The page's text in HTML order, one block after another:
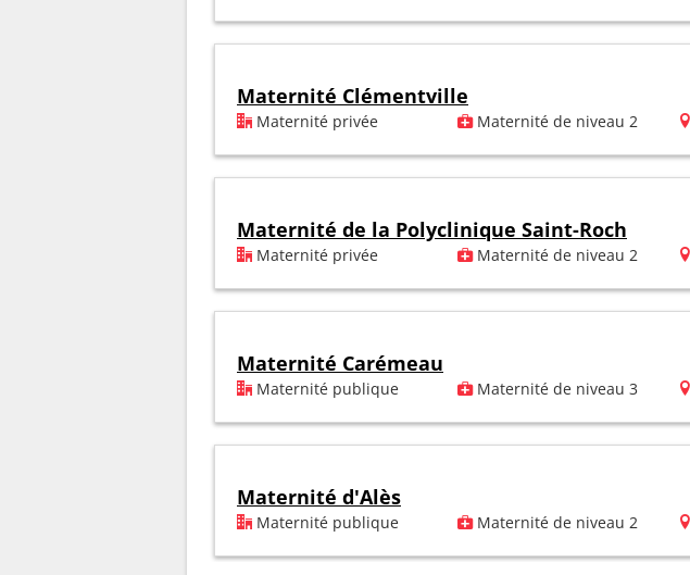
Maternité Clémentville
Maternité privée Maternité de niveau 2
Maternité de la Polyclinique Saint-Roch
Maternité privée Maternité de niveau 2
Maternité Carémeau
Maternité publique Maternité de niveau 3
Maternité d'Alès
Maternité publique Maternité de niveau 2